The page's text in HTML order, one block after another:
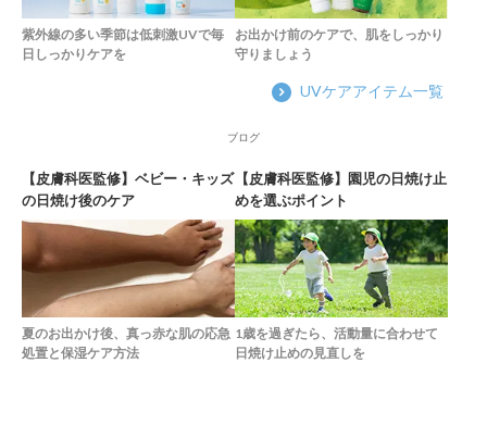
紫外線の多い季節は低刺激UVで毎
日しっかりケアを
お出かけ前のケアで、肌をしっかり
守りましょう
UVケアアイテム一覧
ブログ
【皮膚科医監修】ベビー・キッズ
の日焼け後のケア
夏のお出かけ後、真っ赤な肌の応急
処置と保湿ケア方法
【皮膚科医監修】園児の日焼け止
めを選ぶポイント
1歳を過ぎたら、活動量に合わせて
日焼け止めの見直しを